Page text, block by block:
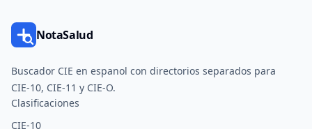
NotaSalud
Buscador CIE en espanol con directorios separados para
CIE-10, CIE-11 y CIE-O.
Clasificaciones
CIE-10